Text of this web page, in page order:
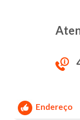
Endereço